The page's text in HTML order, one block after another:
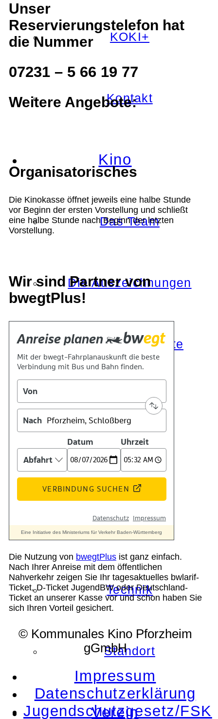
KOKI+
Kontakt
Kino
Das Team
Die Auszeichnungen
Tätigkeitsberichte
Kooperationen
Verbände
Geschichte
Technik
Standort
Verein
Unser
Reservierungstelefon hat
die Nummer
07231 – 5 66 19 77
Weitere Angebote:
Organisatorisches
Die Kinokasse öffnet jeweils eine halbe Stunde
vor Beginn der ersten Vorstellung und schließt
eine halbe Stunde nach Beginn der letzten
Vorstellung.
Wir sind Partner von
bwegtPlus!
Die Nutzung von bwegtPlus ist ganz einfach.
Nach Ihrer Anreise mit dem öffentlichen
Nahverkehr zeigen Sie Ihr tagesaktuelles bwlarif-
Ticket, D-Ticket JugendBW oder Deutschland-
Ticket an unserer Kasse vor und schon haben Sie
sich Ihren Vorteil gesichert.
© Kommunales Kino Pforzheim
gGmbH
Impressum
Datenschutzerklärung
Jugendschutzgesetz/FSK